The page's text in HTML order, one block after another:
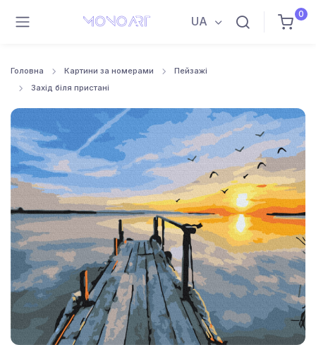
UA
0
Головна Картини за номерами
Пейзажі
Захід біля пристані